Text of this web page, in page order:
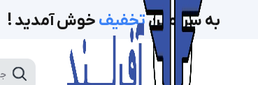
به سرزمینتخفیف‌ خوش آمدید !